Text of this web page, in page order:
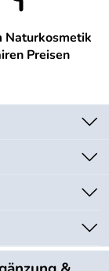
Naturkosmetik
Preisen